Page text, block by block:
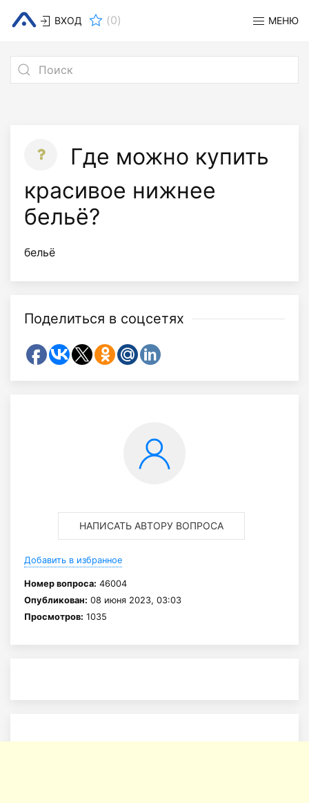
ВХОД (0) МЕНЮ
Где можно купить
красивое нижнее
бельё?
бельё
Поделиться в соцсетях
НАПИСАТЬ АВТОРУ ВОПРОСА
Добавить в избранное
Номер вопроса: 46004
Опубликован: 08 июня 2023, 03:03
Просмотров: 1035